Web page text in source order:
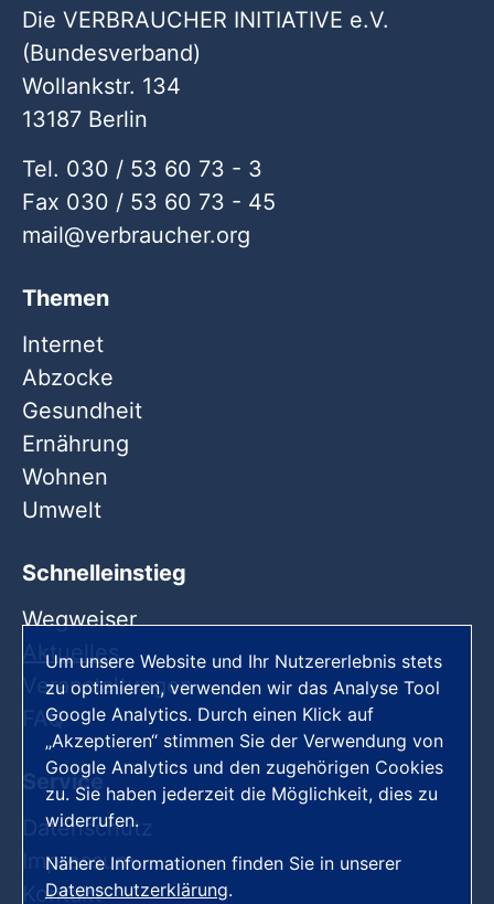
Die VERBRAUCHER INITIATIVE e.V.
(Bundesverband)
Wollankstr. 134
13187 Berlin
Tel. 030 / 53 60 73 - 3
Fax 030 / 53 60 73 - 45
mail
verbraucher org
Themen
Internet
Abzocke
Gesundheit
Ernährung
Wohnen
Umwelt
Schnelleinstieg
Wegweiser
Aktuelles
Veranstaltungen
FAQ
Service
Datenschutz
Impressum
Kontakt
Um unsere Website und Ihr Nutzererlebnis stets
zu optimieren, verwenden wir das Analyse Tool
Google Analytics. Durch einen Klick auf
„Akzeptieren“ stimmen Sie der Verwendung von
Google Analytics und den zugehörigen Cookies
zu. Sie haben jederzeit die Möglichkeit, dies zu
widerrufen.
Nähere Informationen finden Sie in unserer
Datenschutzerklärung.